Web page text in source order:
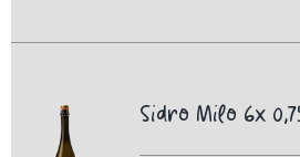
Sidro Milo 6x